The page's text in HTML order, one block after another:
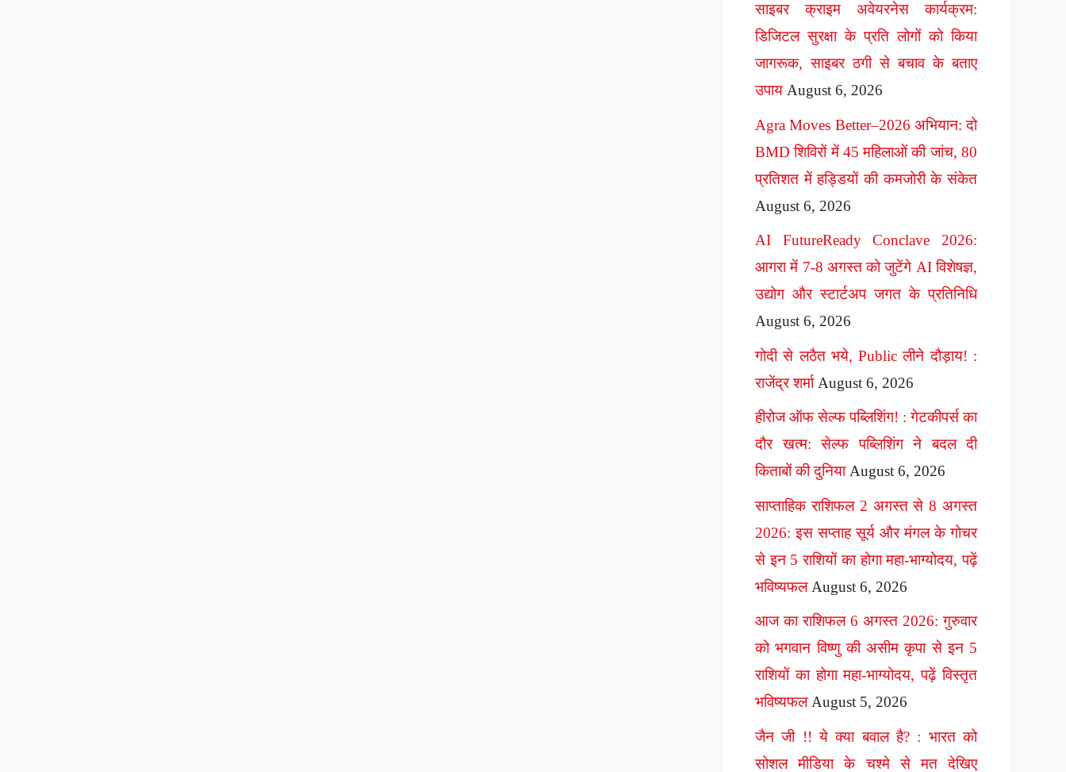
साइबर क्राइम अवेयरनेस कार्यक्रम:
डिजिटल सुरक्षा के प्रति लोगों को किया
जागरूक, साइबर ठगी से बचाव के बताए
उपाय August 6, 2026
Agra Moves Better–2026 अभियान: दो
BMD शिविरों में 45 महिलाओं की जांच, 80
प्रतिशत में हड्डियों की कमजोरी के संकेत
August 6, 2026
AI FutureReady Conclave 2026:
आगरा में 7-8 अगस्त को जुटेंगे AI विशेषज्ञ,
उद्योग और स्टार्टअप जगत के प्रतिनिधि
August 6, 2026
गोदी से लठैत भये, Public लीने दौड़ाय! :
राजेंद्र शर्मा August 6, 2026
हीरोज ऑफ सेल्फ पब्लिशिंग! : गेटकीपर्स का
दौर खत्म: सेल्फ पब्लिशिंग ने बदल दी
किताबों की दुनिया August 6, 2026
साप्ताहिक राशिफल 2 अगस्त से 8 अगस्त
2026: इस सप्ताह सूर्य और मंगल के गोचर
से इन 5 राशियों का होगा महा-भाग्योदय, पढ़ें
भविष्यफल August 6, 2026
आज का राशिफल 6 अगस्त 2026: गुरुवार
को भगवान विष्णु की असीम कृपा से इन 5
राशियों का होगा महा-भाग्योदय, पढ़ें विस्तृत
भविष्यफल August 5, 2026
जैन जी !! ये क्या बवाल है? : भारत को
सोशल मीडिया के चश्मे से मत देखिए